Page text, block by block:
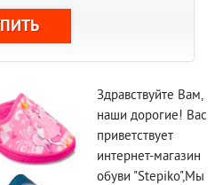
Здравствуйте Вам,
наши дорогие! Вас
приветствует
интернет-магазин
обуви "Stepiko",Мы